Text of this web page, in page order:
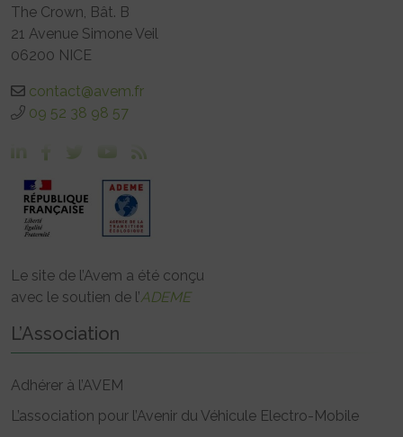
The Crown, Bât. B
21 Avenue Simone Veil
06200 NICE
contact@avem.fr
09 52 38 98 57
Le site de l’Avem a été conçu
avec le soutien de l’ADEME
L’Association
Adhérer à l’AVEM
L’association pour l’Avenir du Véhicule Electro-Mobile